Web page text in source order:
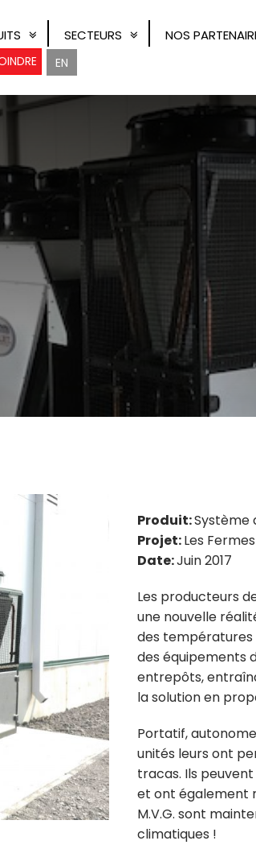
SECTEURS NOS
EN
Produit:Système
Projet:Les Fermes
Date:Juin 2017
Les producteurs
une nouvelle
des températures
des équipements
entrepôts,
la solution en
Portatif,
unités leurs ont
tracas. Ils
et ont également
M.V.G. sont
climatiques !